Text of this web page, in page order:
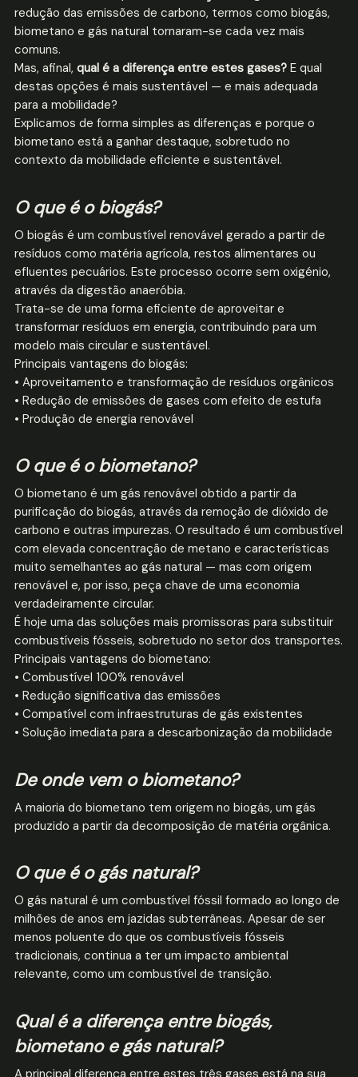
redução das emissões de carbono, termos como biogás,
biometano e gás natural tornaram-se cada vez mais
comuns.
Mas, afinal, qual é a diferença entre estes gases?E qual
destas opções é mais sustentável — e mais adequada
para a mobilidade?
Explicamos de forma simples as diferenças e porque o
biometano está a ganhar destaque, sobretudo no
contexto da mobilidade eficiente e sustentável.
O que é o biogás?
O biogás é um combustível renovável gerado a partir de
resíduos como matéria agrícola, restos alimentares ou
efluentes pecuários. Este processo ocorre sem oxigénio,
através da digestão anaeróbia.
Trata-se de uma forma eficiente de aproveitar e
transformar resíduos em energia, contribuindo para um
modelo mais circular e sustentável.
Principais vantagens do biogás:
• Aproveitamento e transformação de resíduos orgânicos
• Redução de emissões de gases com efeito de estufa
• Produção de energia renovável
O que é o biometano?
O biometano é um gás renovável obtido a partir da
purificação do biogás, através da remoção de dióxido de
carbono e outras impurezas. O resultado é um combustível
com elevada concentração de metano e características
muito semelhantes ao gás natural — mas com origem
renovável e, por isso, peça chave de uma economia
verdadeiramente circular.
É hoje uma das soluções mais promissoras para substituir
combustíveis fósseis, sobretudo no setor dos transportes.
Principais vantagens do biometano:
• Combustível 100% renovável
• Redução significativa das emissões
• Compatível com infraestruturas de gás existentes
• Solução imediata para a descarbonização da mobilidade
De onde vem o biometano?
A maioria do biometano tem origem no biogás, um gás
produzido a partir da decomposição de matéria orgânica.
O que é o gás natural?
O gás natural é um combustível fóssil formado ao longo de
milhões de anos em jazidas subterrâneas. Apesar de ser
menos poluente do que os combustíveis fósseis
tradicionais, continua a ter um impacto ambiental
relevante, como um combustível de transição.
Qual é a diferença entre biogás,
biometano e gás natural?
A principal diferença entre estes três gases está na sua